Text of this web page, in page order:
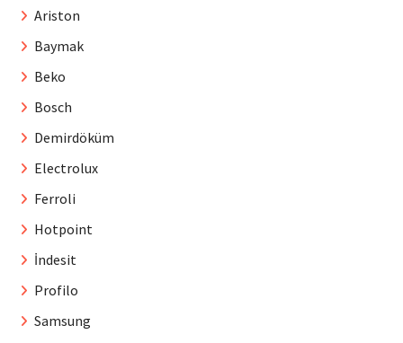
Ariston
Baymak
Beko
Bosch
Demirdöküm
Electrolux
Ferroli
Hotpoint
İndesit
Profilo
Samsung